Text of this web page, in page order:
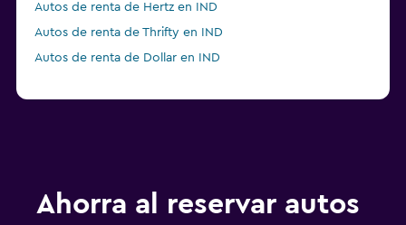
Autos de renta de Hertz en IND
Autos de renta de Thrifty en IND
Autos de renta de Dollar en IND
Ahorra al reservar autos